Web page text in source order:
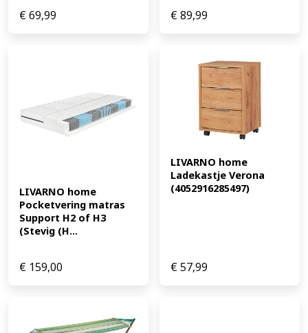
€69,99 €89,99
LIVARNO home
Pocketvering matras
Support H2 of H3
(Stevig (H...
€ 159,00
LIVARNO home
Ladekastje Verona
(4052916285497)
€57,99